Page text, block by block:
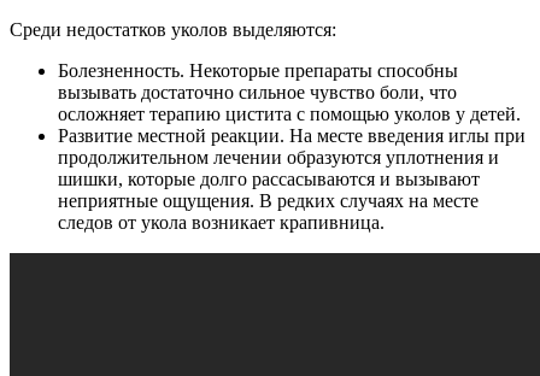
Среди недостатков уколов выделяются:
Болезненность. Некоторые препараты способны
вызывать достаточно сильное чувство боли, что
осложняет терапию цистита с помощью уколов у детей.
Развитие местной реакции. На месте введения иглы при
продолжительном лечении образуются уплотнения и
шишки, которые долго рассасываются и вызывают
неприятные ощущения. В редких случаях на месте
следов от укола возникает крапивница.